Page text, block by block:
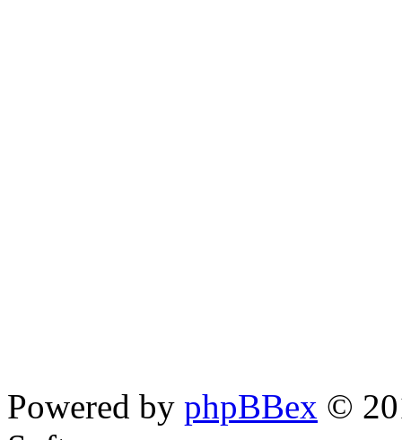
Powered by phpBBex ©